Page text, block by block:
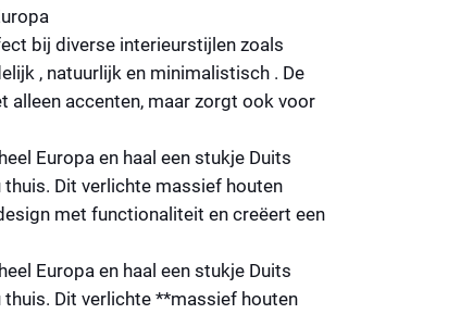
bij diverse interieurstijlen zoals
, natuurlijk en minimalistisch . De
alleen accenten, maar zorgt ook voor
Europa en haal een stukje Duits
Dit verlichte massief houten
met functionaliteit en creëert een
Europa en haal een stukje Duits
Dit verlichte **massief houten